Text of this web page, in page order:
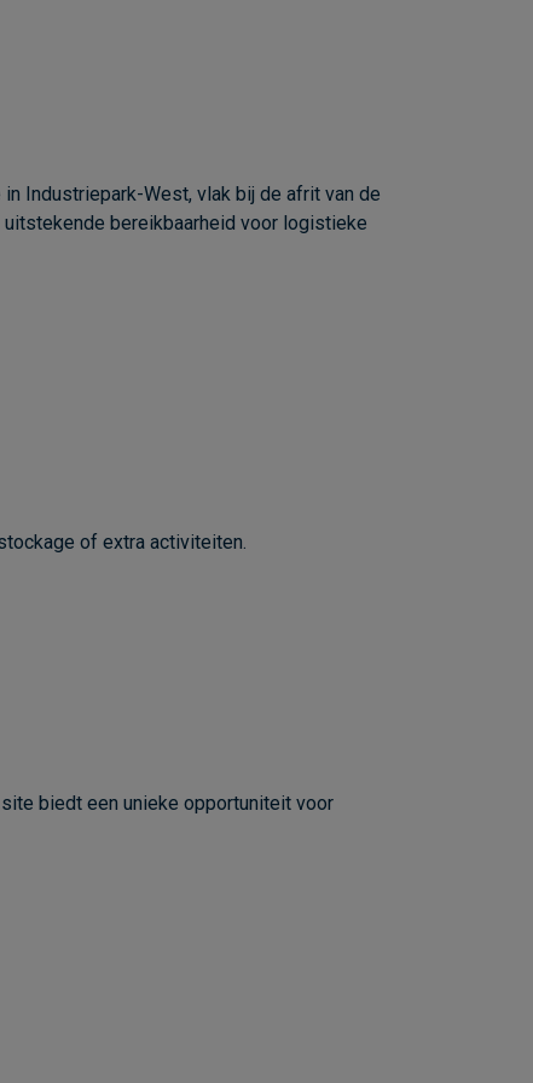
Industriepark-West, vlak bij de afrit van de
bereikbaarheid voor logistieke
of extra activiteiten.
biedt een unieke opportuniteit voor